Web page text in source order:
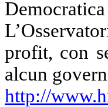
profit, con
alcun
http://